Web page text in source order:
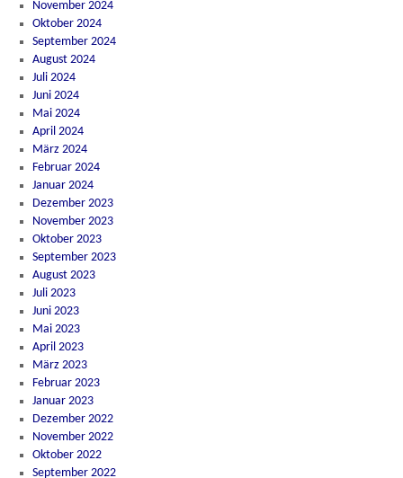
November 2024
Oktober 2024
September 2024
August 2024
Juli 2024
Juni 2024
Mai 2024
April 2024
März 2024
Februar 2024
Januar 2024
Dezember 2023
November 2023
Oktober 2023
September 2023
August 2023
Juli 2023
Juni 2023
Mai 2023
April 2023
März 2023
Februar 2023
Januar 2023
Dezember 2022
November 2022
Oktober 2022
September 2022